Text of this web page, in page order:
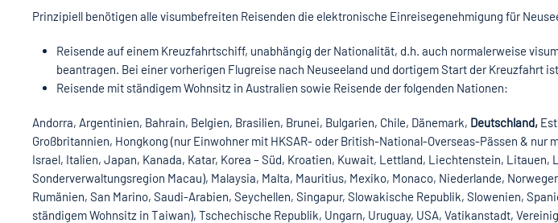
Prinzipiell benötigen alle visumbefreiten Reisenden die elektronische Einreisegenehmigung für
Reisende auf einem Kreuzfahrtschiff, unabhängig der Nationalität, d.h. auch normalerweise
beantragen. Bei einer vorherigen Flugreise nach Neuseeland und dortigem Start der Kreuzfahrt
Reisende mit ständigem Wohnsitz in Australien sowie Reisende der folgenden Nationen:
Andorra, Argentinien, Bahrain, Belgien, Brasilien, Brunei, Bulgarien, Chile, Dänemark, Deutschland,
Großbritannien, Hongkong (nur Einwohner mit HKSAR- oder British-National-Overseas-Pässen & nur
Israel, Italien, Japan, Kanada, Katar, Korea – Süd, Kroatien, Kuwait, Lettland, Liechtenstein, Litauen,
Sonderverwaltungsregion Macau), Malaysia, Malta, Mauritius, Mexiko, Monaco, Niederlande,
Rumänien, San Marino, Saudi-Arabien, Seychellen, Singapur, Slowakische Republik, Slowenien,
ständigem Wohnsitz in Taiwan), Tschechische Republik, Ungarn, Uruguay, USA, Vatikanstadt,